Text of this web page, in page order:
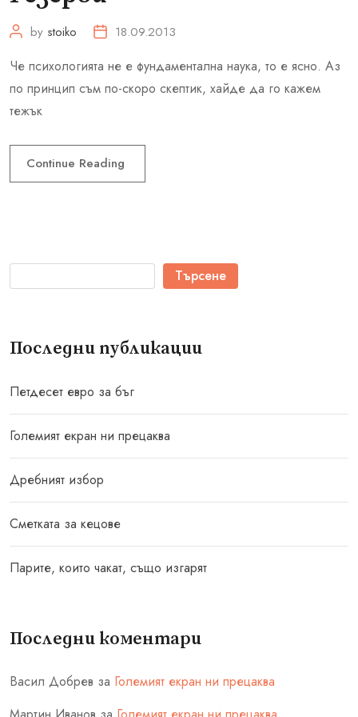
by stoiko 18.09.2013
Че психологията не е фундаментална наука, то е ясно. Аз
по принцип съм по-скоро скептик, хайде да го кажем
тежък
Continue Reading
Търсене
Последни публикации
Петдесет евро за бъг
Големият екран ни прецаква
Дребният избор
Сметката за кецове
Парите, които чакат, също изгарят
Последни коментари
Васил Добрев за Големият екран ни прецаква